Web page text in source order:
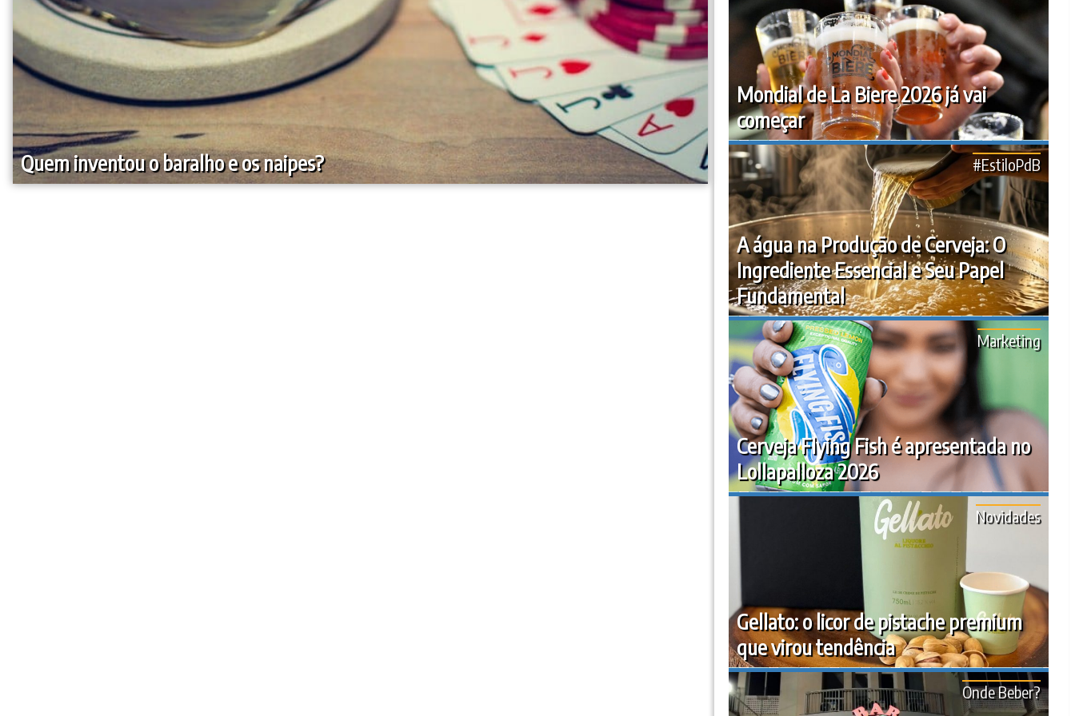
Quem inventou o baralho e os naipes?
Mondial de La Biere 2026 já vai
começar
A água na Produção de Cerveja: O
Ingrediente Essencial e Seu Papel
Fundamental
#EstiloPdB
Cerveja Flying Fish é apresentada no
Lollapalloza 2026
Marketing
Gellato: o licor de pistache premium
que virou tendência
Novidades
Onde Beber?